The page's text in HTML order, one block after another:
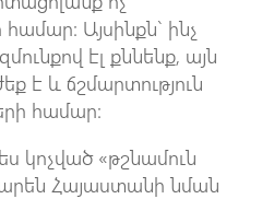
Այսինքն` ինչ
էլ քննենք, այն
է և ճշմարտություն
համար:
կոչված «թշնամուն
Հայաստանի նման